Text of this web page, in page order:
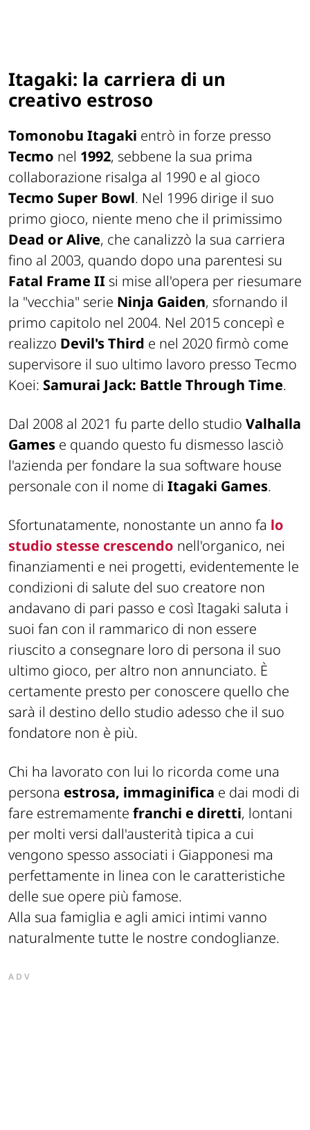
Itagaki: la carriera di un
creativo estroso
Tomonobu Itagaki entrò in forze presso
Tecmo nel 1992, sebbene la sua prima
collaborazione risalga al 1990 e al gioco
Tecmo Super Bowl. Nel 1996 dirige il suo
primo gioco, niente meno che il primissimo
Dead or Alive, che canalizzò la sua carriera
fino al 2003, quando dopo una parentesi su
Fatal Frame II si mise all'opera per riesumare
la "vecchia" serie Ninja Gaiden, sfornando il
primo capitolo nel 2004. Nel 2015 concepì e
realizzo Devil's Third e nel 2020 firmò come
supervisore il suo ultimo lavoro presso Tecmo
Koei: Samurai Jack: Battle Through Time.
Dal 2008 al 2021 fu parte dello studio Valhalla
Games e quando questo fu dismesso lasciò
l'azienda per fondare la sua software house
personale con il nome di Itagaki Games.
Sfortunatamente, nonostante un anno fa lo
studio stesse crescendo nell'organico, nei
finanziamenti e nei progetti, evidentemente le
condizioni di salute del suo creatore non
andavano di pari passo e così Itagaki saluta i
suoi fan con il rammarico di non essere
riuscito a consegnare loro di persona il suo
ultimo gioco, per altro non annunciato. È
certamente presto per conoscere quello che
sarà il destino dello studio adesso che il suo
fondatore non è più.
Chi ha lavorato con lui lo ricorda come una
persona estrosa, immaginifica e dai modi di
fare estremamente franchi e diretti, lontani
per molti versi dall'austerità tipica a cui
vengono spesso associati i Giapponesi ma
perfettamente in linea con le caratteristiche
delle sue opere più famose.
Alla sua famiglia e agli amici intimi vanno
naturalmente tutte le nostre condoglianze.
ADV